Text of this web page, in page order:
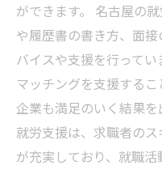
ができます。 名古屋の
や履歴書の書き方、面
バイスや支援を行って
マッチングを支援する
企業も満足のいく結果
就労支援は、求職者の
が充実しており、就職